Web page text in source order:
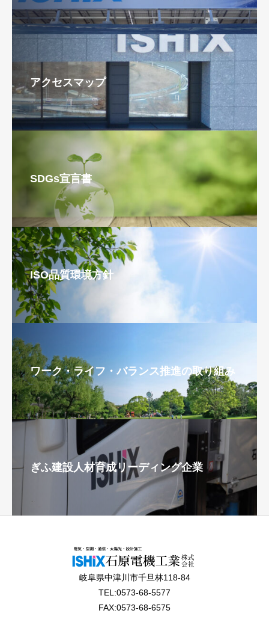
アクセスマップ
SDGs宣言書
ISO品質環境方針
ワーク・ライフ・バランス推進の取り組み
ぎふ建設人材育成リーディング企業
岐阜県中津川市千旦林118-84
TEL:0573-68-5577
FAX:0573-68-6575